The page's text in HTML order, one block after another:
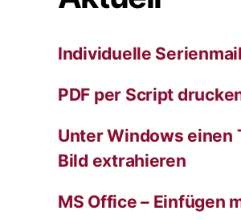
Individuelle
PDF per Script
Unter Windows einen
Bild extrahieren
MS Office – Einfügen